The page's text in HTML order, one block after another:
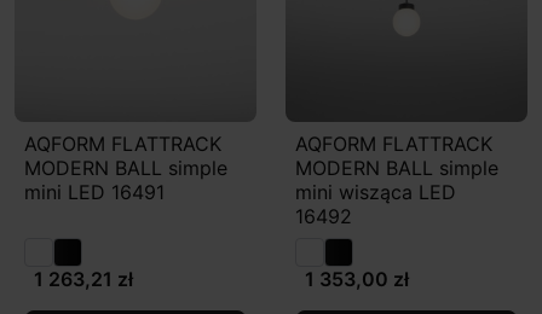
AQFORM FLATTRACK
MODERN BALL simple
mini LED 16491
1 263,21 zł
AQFORM FLATTRACK
MODERN BALL simple
mini wisząca LED
16492
1 353,00 zł